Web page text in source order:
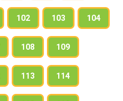
102 103 104
108 109
113 114